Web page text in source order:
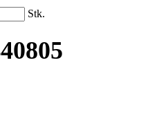
Stk.